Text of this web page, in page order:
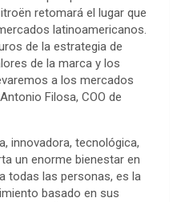
retomará el lugar que
latinoamericanos.
de la estrategia de
de la marca y los
a los mercados
Filosa, COO de
innovadora, tecnológica,
un enorme bienestar en
todas las personas, es la
basado en sus